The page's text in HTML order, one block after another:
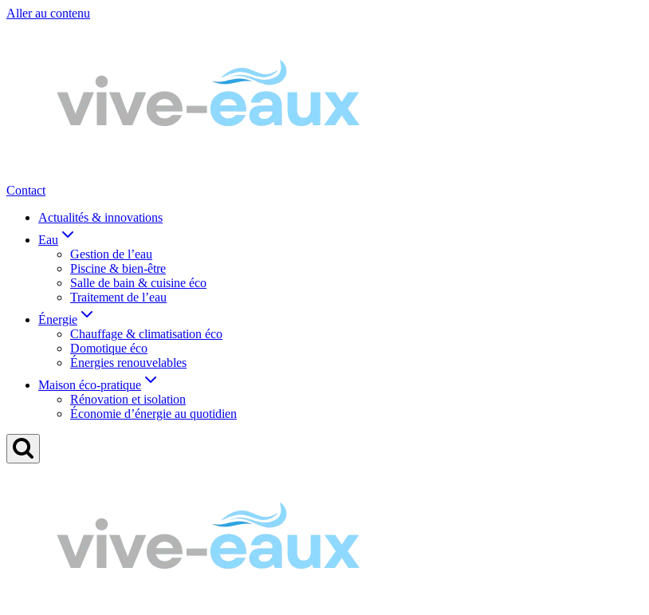
Aller au contenu
Contact
Actualités & innovations
Eau
Gestion de l’eau
Piscine & bien-être
Salle de bain & cuisine éco
Traitement de l’eau
Énergie
Chauffage & climatisation éco
Domotique éco
Énergies renouvelables
Maison éco-pratique
Rénovation et isolation
Économie d’énergie au quotidien